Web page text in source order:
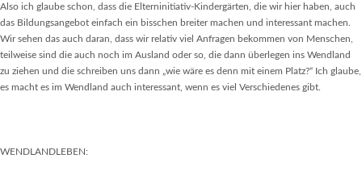
Also ich glaube schon, dass die Elterninitiativ-Kindergärten, die wir hier haben, auch
das Bildungsangebot einfach ein bisschen breiter machen und interessant machen.
Wir sehen das auch daran, dass wir relativ viel Anfragen bekommen von Menschen,
teilweise sind die auch noch im Ausland oder so, die dann überlegen ins Wendland
zu ziehen und die schreiben uns dann „wie wäre es denn mit einem Platz?“ Ich glaube,
es macht es im Wendland auch interessant, wenn es viel Verschiedenes gibt.
WENDLANDLEBEN: